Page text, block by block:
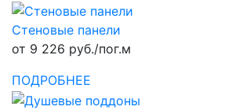
Стеновые панели
от 9 226 руб./пог.м
ПОДРОБНЕЕ